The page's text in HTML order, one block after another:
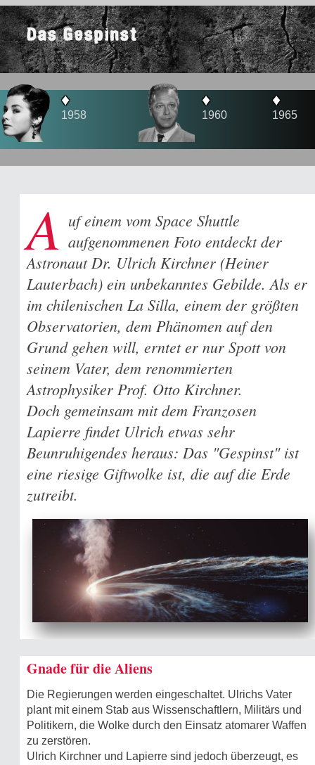
Das Gespinst
1960
♦
1965 1966
A uf einem vom Space Shuttle
aufgenommenen Foto entdeckt der
Astronaut Dr. Ulrich Kirchner (Heiner
Lauterbach) ein unbekanntes Gebilde. Als er
im chilenischen La Silla, einem der größten
Observatorien, dem Phänomen auf den
Grund gehen will, erntet er nur Spott von
seinem Vater, dem renommierten
Astrophysiker Prof. Otto Kirchner.
Doch gemeinsam mit dem Franzosen
Lapierre findet Ulrich etwas sehr
Beunruhigendes heraus: Das "Gespinst" ist
eine riesige Giftwolke ist, die auf die Erde
zutreibt.
Gnade für die Aliens
Die Regierungen werden eingeschaltet. Ulrichs Vater
plant mit einem Stab aus Wissenschaftlern, Militärs und
Politikern, die Wolke durch den Einsatz atomarer Waffen
zu zerstören.
Ulrich Kirchner und Lapierre sind jedoch überzeugt, es